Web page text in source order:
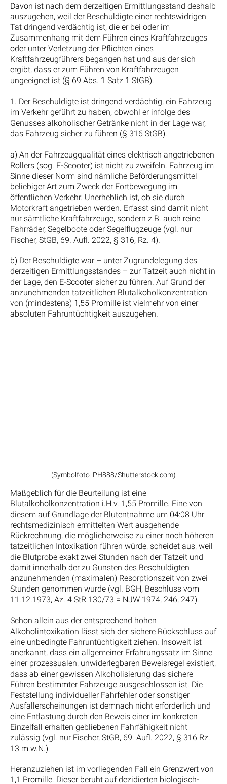
Davon ist nach dem derzeitigen Ermittlungsstand deshalb
auszugehen, weil der Beschuldigte einer rechtswidrigen
Tat dringend verdächtig ist, die er bei oder im
Zusammenhang mit dem Führen eines Kraftfahrzeuges
oder unter Verletzung der Pflichten eines
Kraftfahrzeugführers begangen hat und aus der sich
ergibt, dass er zum Führen von Kraftfahrzeugen
ungeeignet ist (§ 69 Abs. 1 Satz 1 StGB).
1. Der Beschuldigte ist dringend verdächtig, ein Fahrzeug
im Verkehr geführt zu haben, obwohl er infolge des
Genusses alkoholischer Getränke nicht in der Lage war,
das Fahrzeug sicher zu führen (§ 316 StGB).
a) An der Fahrzeugqualität eines elektrisch angetriebenen
Rollers (sog. E-Scooter) ist nicht zu zweifeln. Fahrzeug im
Sinne dieser Norm sind nämliche Beförderungsmittel
beliebiger Art zum Zweck der Fortbewegung im
öffentlichen Verkehr. Unerheblich ist, ob sie durch
Motorkraft angetrieben werden. Erfasst sind damit nicht
nur sämtliche Kraftfahrzeuge, sondern z.B. auch reine
Fahrräder, Segelboote oder Segelflugzeuge (vgl. nur
Fischer, StGB, 69. Aufl. 2022, § 316, Rz. 4).
b) Der Beschuldigte war – unter Zugrundelegung des
derzeitigen Ermittlungsstandes – zur Tatzeit auch nicht in
der Lage, den E-Scooter sicher zu führen. Auf Grund der
anzunehmenden tatzeitlichen Blutalkoholkonzentration
von (mindestens) 1,55 Promille ist vielmehr von einer
absoluten Fahruntüchtigkeit auszugehen.
(Symbolfoto: PH888/Shutterstock.com)
Maßgeblich für die Beurteilung ist eine
Blutalkoholkonzentration i.H.v. 1,55 Promille. Eine von
diesem auf Grundlage der Blutentnahme um 04:08 Uhr
rechtsmedizinisch ermittelten Wert ausgehende
Rückrechnung, die möglicherweise zu einer noch höheren
tatzeitlichen Intoxikation führen würde, scheidet aus, weil
die Blutprobe exakt zwei Stunden nach der Tatzeit und
damit innerhalb der zu Gunsten des Beschuldigten
anzunehmenden (maximalen) Resorptionszeit von zwei
Stunden genommen wurde (vgl. BGH, Beschluss vom
11.12.1973, Az. 4 StR 130/73 = NJW 1974, 246, 247).
Schon allein aus der entsprechend hohen
Alkoholintoxikation lässt sich der sichere Rückschluss auf
eine unbedingte Fahruntüchtigkeit ziehen. Insoweit ist
anerkannt, dass ein allgemeiner Erfahrungssatz im Sinne
einer prozessualen, unwiderlegbaren Beweisregel existiert,
dass ab einer gewissen Alkoholisierung das sichere
Führen bestimmter Fahrzeuge ausgeschlossen ist. Die
Feststellung individueller Fahrfehler oder sonstiger
Ausfallerscheinungen ist demnach nicht erforderlich und
eine Entlastung durch den Beweis einer im konkreten
Einzelfall erhalten gebliebenen Fahrfähigkeit nicht
zulässig (vgl. nur Fischer, StGB, 69. Aufl. 2022, § 316 Rz.
13 m.w.N.).
Heranzuziehen ist im vorliegenden Fall ein Grenzwert von
1,1 Promille. Dieser beruht auf dezidierten biologisch-